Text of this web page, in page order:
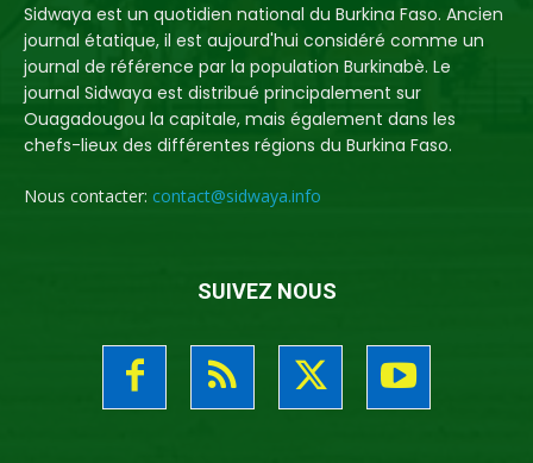
Sidwaya est un quotidien national du Burkina Faso. Ancien
journal étatique, il est aujourd'hui considéré comme un
journal de référence par la population Burkinabè. Le
journal Sidwaya est distribué principalement sur
Ouagadougou la capitale, mais également dans les
chefs-lieux des différentes régions du Burkina Faso.
Nous contacter: contact@sidwaya.info
SUIVEZ NOUS